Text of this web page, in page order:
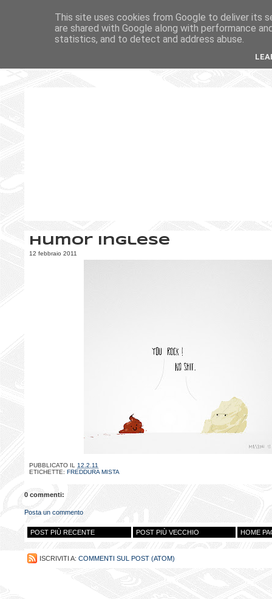
Humor inglese
12 febbraio 2011
PUBBLICATO IL 12.2.11
ETICHETTE: FREDDURA MISTA
0 commenti:
Posta un commento
POST PIÙ RECENTE POST PIÙ VECCHIO HOME
ISCRIVITI A: COMMENTI SUL POST (ATOM)
This site uses cookies from Google to deliver its
are shared with Google along with performance
statistics, and to detect and address abuse.